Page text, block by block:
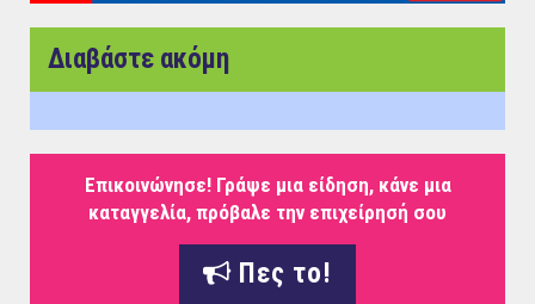
Διαβάστε ακόμη
Επικοινώνησε! Γράψε μια είδηση, κάνε μια
καταγγελία, πρόβαλε την επιχείρησή σου
Πες το!